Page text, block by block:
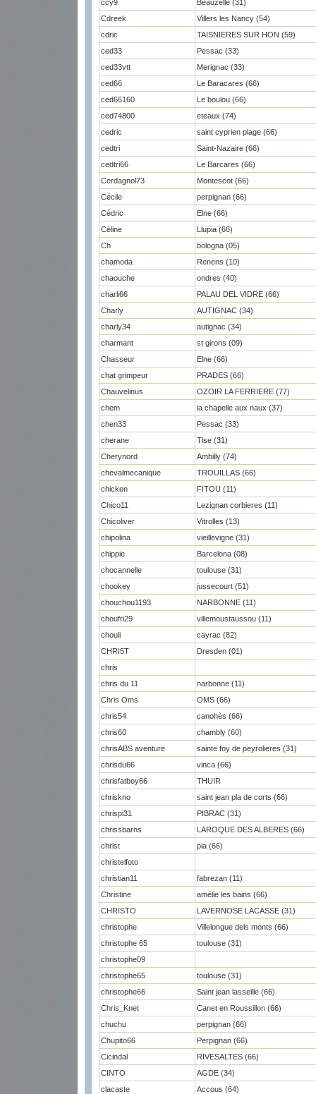
ccy9
Beauzelle (31)
Cdreek
Villers les Nancy (54)
cdric
TAISNIERES SUR HON (59)
ced33
Pessac (33)
ced33vtt
Merignac (33)
ced66
Le Baracares (66)
ced66160
Le boulou (66)
ced74800
eteaux (74)
cedric
saint cyprien plage (66)
cedtri
Saint-Nazaire (66)
cedtri66
Le Barcares (66)
Cerdagnol73
Montescot (66)
Cécile
perpignan (66)
Cédric
Elne (66)
Céline
Llupia (66)
Ch
bologna (05)
chamoda
Renens (10)
chaouche
ondres (40)
charli66
PALAU DEL VIDRE (66)
Charly
AUTIGNAC (34)
charly34
autignac (34)
charmant
st girons (09)
Chasseur
Elne (66)
chat grimpeur
PRADES (66)
Chauvelinus
OZOIR LA FERRIERE (77)
chem
la chapelle aux naux (37)
chen33
Pessac (33)
cherane
Tlse (31)
Cherynord
Ambilly (74)
chevalmecanique
TROUILLAS (66)
chicken
FITOU (11)
Chico11
Lezignan corbieres (11)
Chicoliver
Vitrolles (13)
chipolina
vieillevigne (31)
chippie
Barcelona (08)
chocannelle
toulouse (31)
chookey
jussecourt (51)
chouchou1193
NARBONNE (11)
choufri29
villemoustaussou (11)
chouli
cayrac (82)
CHRI5T
Dresden (01)
chris
chris du 11
narbonne (11)
Chris Oms
OMS (66)
chris54
canohès (66)
chris60
chambly (60)
chrisABS aventure
sainte foy de peyrolieres (31)
chrisdu66
vinca (66)
chrisfatboy66
THUIR
chriskno
saint jean pla de corts (66)
chrispi31
PIBRAC (31)
chrissbarns
LAROQUE DES ALBERES (66)
christ
pia (66)
christelfoto
christian11
fabrezan (11)
Christine
amélie les bains (66)
CHRISTO
LAVERNOSE LACASSE (31)
christophe
Villelongue dels monts (66)
christophe 65
toulouse (31)
christophe09
christophe65
toulouse (31)
christophe66
Saint jean lasseille (66)
Chris_Knet
Canet en Roussillon (66)
chuchu
perpignan (66)
Chupito66
Perpignan (66)
Cicindal
RIVESALTES (66)
CINTO
AGDE (34)
clacaste
Accous (64)